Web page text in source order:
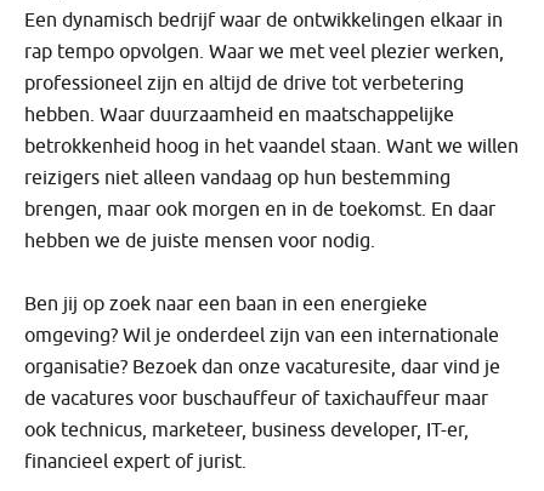
Een dynamisch bedrijf waar de ontwikkelingen elkaar in
rap tempo opvolgen. Waar we met veel plezier werken,
professioneel zijn en altijd de drive tot verbetering
hebben. Waar duurzaamheid en maatschappelijke
betrokkenheid hoog in het vaandel staan. Want we willen
reizigers niet alleen vandaag op hun bestemming
brengen, maar ook morgen en in de toekomst. En daar
hebben we de juiste mensen voor nodig.
Ben jij op zoek naar een baan in een energieke
omgeving? Wil je onderdeel zijn van een internationale
organisatie? Bezoek dan onze vacaturesite, daar vind je
de vacatures voor buschauffeur of taxichauffeur maar
ook technicus, marketeer, business developer, IT-er,
financieel expert of jurist.